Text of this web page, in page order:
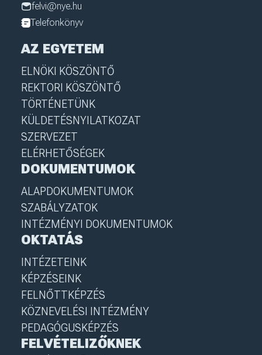
felvi@nye.hu
Telefonkönyv
AZ EGYETEM
ELNÖKI KÖSZÖNTŐ
REKTORI KÖSZÖNTŐ
TÖRTÉNETÜNK
KÜLDETÉSNYILATKOZAT
SZERVEZET
ELÉRHETŐSÉGEK
DOKUMENTUMOK
ALAPDOKUMENTUMOK
SZABÁLYZATOK
INTÉZMÉNYI DOKUMENTUMOK
OKTATÁS
INTÉZETEINK
KÉPZÉSEINK
FELNŐTTKÉPZÉS
KÖZNEVELÉSI INTÉZMÉNY
PEDAGÓGUSKÉPZÉS
FELVÉTELIZŐKNEK